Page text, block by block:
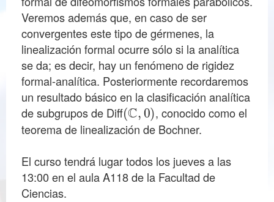
Veremos además que, en caso de ser
convergentes este tipo de gérmenes, la
linealización formal ocurre sólo si la analítica
se da; es decir, hay un fenómeno de rigidez
formal-analítica. Posteriormente recordaremos
un resultado básico en la clasificación analítica
de subgrupos de Diff
(C,0)
, conocido como el
teorema de linealización de Bochner.
El curso tendrá lugar todos los jueves a las
13:00 en el aula A118 de la Facultad de
Ciencias.